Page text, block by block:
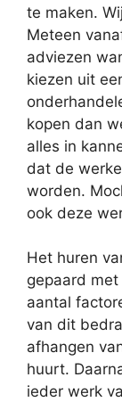
te maken.
Meteen
adviezen
kiezen uit
kopen dan
alles in
dat de
worden.
ook deze
Het huren
gepaard
aantal
van dit
afhangen
huurt.
ieder werk